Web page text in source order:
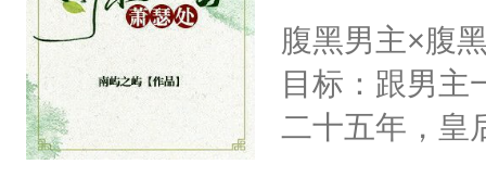
戚恩的信息，
狗滚吧。]程
已发出，但被
腹黑男主×腹
目标：跟男主
二十五年，皇